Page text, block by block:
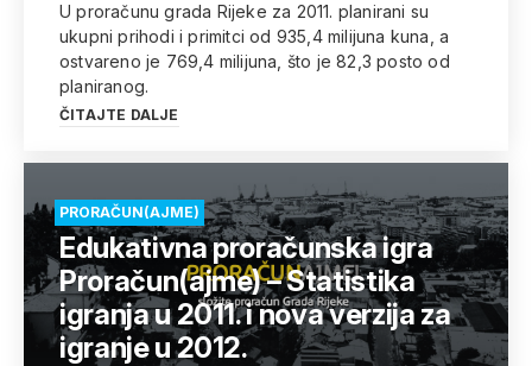
U proračunu grada Rijeke za 2011. planirani su
ukupni prihodi i primitci od 935,4 milijuna kuna, a
ostvareno je 769,4 milijuna, što je 82,3 posto od
planiranog.
ČITAJTE DALJE
PRORAČUN(AJME)
Edukativna proračunska igra
Proračun(ajme) – Statistika
igranja u 2011. i nova verzija za
igranje u 2012.